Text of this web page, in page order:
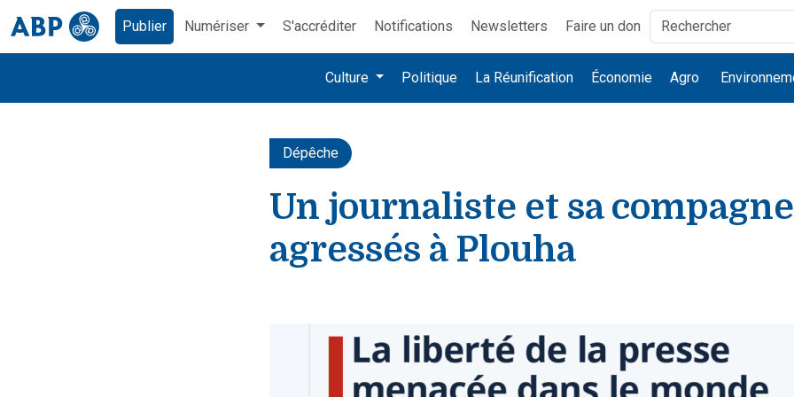
Publier Numériser S'accréditer Notifications Newsletters Faire un don
Culture Politique La Réunification Économie Agro
Dépêche
Un journaliste et sa compagne
agressés à Plouha